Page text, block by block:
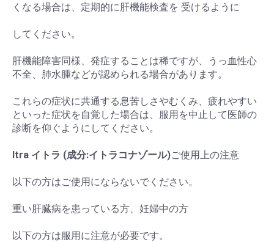
くなる場合は、定期的に肝機能検査を 受けるように
してください。
肝機能障害同様、発症することは稀ですが、うっ血性心
不全、肺水腫などが認められる場合があります。
これらの症状に共通する息苦しさやむくみ、疲れやすい
といった症状を自覚した場合は、服用を中止して医師の
診断を仰ぐようにしてください。
Itra イトラ (成分:イトラコナゾール)ご使用上の注意
以下の方はご使用にならないでください。
重い肝臓病を患っている方、妊婦中の方
以下の方は服用に注意が必要です。